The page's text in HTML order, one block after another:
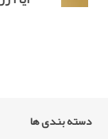
دسته بندی ها